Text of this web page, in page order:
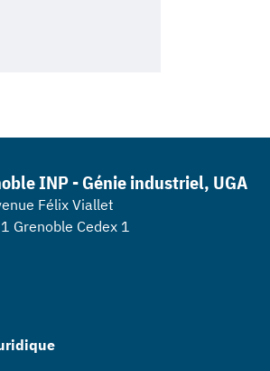
INP - Génie industriel, UGA
Félix Viallet
Grenoble Cedex 1